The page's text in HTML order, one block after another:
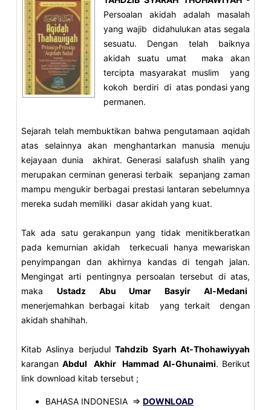
Persoalan akidah adalah masalah
yang wajib didahulukan atas segala
sesuatu. Dengan telah baiknya
akidah suatu umat maka akan
tercipta masyarakat muslim yang
kokoh berdiri di atas pondasi yang
permanen.
Sejarah telah membuktikan bahwa pengutamaan aqidah
atas selainnya akan menghantarkan manusia menuju
kejayaan dunia akhirat. Generasi salafush shalih yang
merupakan cerminan generasi terbaik sepanjang zaman
mampu mengukir berbagai prestasi lantaran sebelumnya
mereka sudah memiliki dasar akidah yang kuat.
Tak ada satu gerakanpun yang tidak menitikberatkan
pada kemurnian akidah terkecuali hanya mewariskan
penyimpangan dan akhirnya kandas di tengah jalan.
Mengingat arti pentingnya persoalan tersebut di atas,
maka Ustadz Abu Umar Basyir Al-Medani
menerjemahkan berbagai kitab yang terkait dengan
akidah shahihah.
Kitab Aslinya berjudulTahdzib Syarh At-Thohawiyyah
karanganAbdul Akhir Hammad Al-Ghunaimi. Berikut
link download kitab tersebut ;
BAHASA INDONESIA => DOWNLOAD